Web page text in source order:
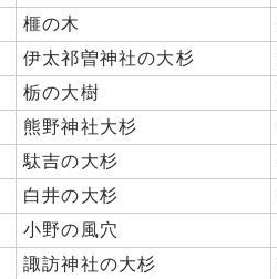
榧の木
伊太祁曽神社の大杉
栃の大樹
熊野神社大杉
駄吉の大杉
白井の大杉
小野の風穴
諏訪神社の大杉